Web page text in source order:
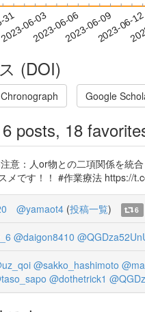
06-03
2023-06-062023-06-092023-06-12
(DOI)
Google
posts, 18
注意：人or物との二項関係を統
メです！！ #作業療法 https://
@yamaot4 (投稿一覧) 6
@daigon8410
@sakko_hashimoto
@dothetrick1